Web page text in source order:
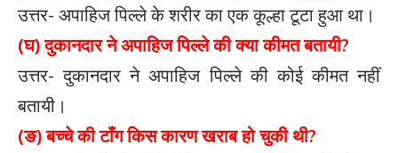
उत्तर- अपाहिज पिल्ले के शरीर का एक कूल्हा टूटा हुआ था।
(घ) दुकानदार ने अपाहिज पिल्ले की क्या कीमत बतायी?
उत्तर- दुकानदार ने अपाहिज पिल्ले की कोई कीमत नहीं
बतायी।
(ङ) बच्चे की टाँग किस कारण खराब हो चुकी थी?